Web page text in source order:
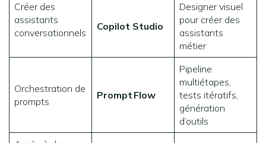
Créer des
assistants
conversationnels
Copilot Studio
Designer visuel
pour créer des
assistants
métier
Orchestration de
prompts
Prompt Flow
Pipeline
multiétapes,
tests itératifs,
génération
d’outils